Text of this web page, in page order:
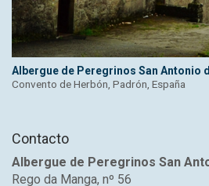
Albergue de Peregrinos San Antonio
Convento de Herbón, Padrón, España
Contacto
Albergue de Peregrinos San
Rego da Manga, nº 56